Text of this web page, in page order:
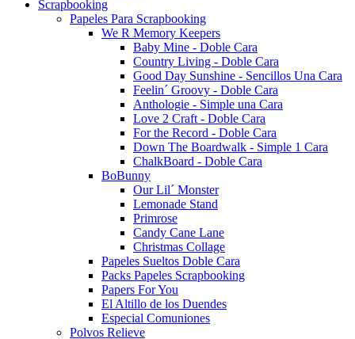
Scrapbooking
Papeles Para Scrapbooking
We R Memory Keepers
Baby Mine - Doble Cara
Country Living - Doble Cara
Good Day Sunshine - Sencillos Una Cara
Feelin´ Groovy - Doble Cara
Anthologie - Simple una Cara
Love 2 Craft - Doble Cara
For the Record - Doble Cara
Down The Boardwalk - Simple 1 Cara
ChalkBoard - Doble Cara
BoBunny
Our Lil´ Monster
Lemonade Stand
Primrose
Candy Cane Lane
Christmas Collage
Papeles Sueltos Doble Cara
Packs Papeles Scrapbooking
Papers For You
El Altillo de los Duendes
Especial Comuniones
Polvos Relieve